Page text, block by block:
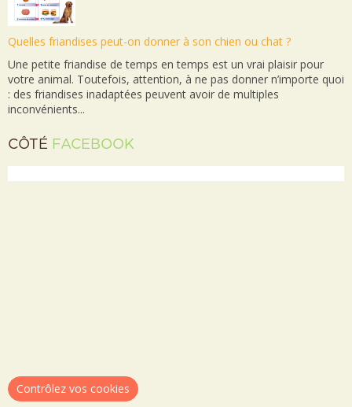
Quelles friandises peut-on donner à son chien ou chat ?
Une petite friandise de temps en temps est un vrai plaisir pour
votre animal. Toutefois, attention, à ne pas donner n’importe quoi
: des friandises inadaptées peuvent avoir de multiples
inconvénients...
CÔTÉ FACEBOOK
Contrôlez vos cookies